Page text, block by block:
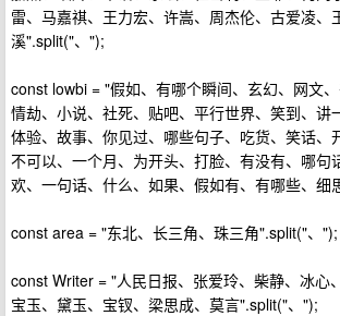
雷、马嘉祺、王力宏、许嵩、周杰伦、古爱凌、
溪".split("、");
const lowbi = "假如、有哪个瞬间、玄幻、网文、
情劫、小说、社死、贴吧、平行世界、笑到、讲
体验、故事、你见过、哪些句子、吃货、笑话、
不可以、一个月、为开头、打脸、有没有、哪句
欢、一句话、什么、如果、假如有、有哪些、细
const area = "东北、长三角、珠三角".split("、");
const Writer = "人民日报、张爱玲、柴静、冰心
宝玉、黛玉、宝钗、梁思成、莫言".split("、");